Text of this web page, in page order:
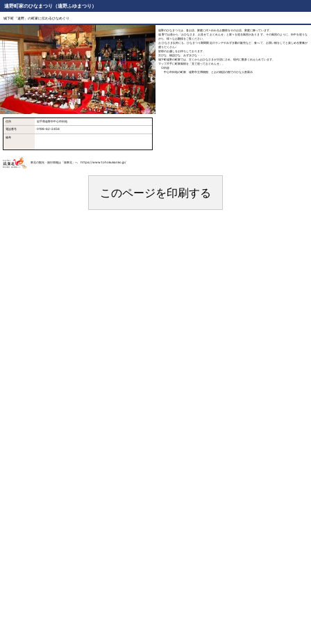
遠野町家のひなまつり（遠野ふゆまつり）
城下町「遠野」の町家に伝わるひなめぐり
遠野のひなまつりは、各お店、家庭に代々伝わるお雛様をそのお店、家庭に飾っています。
遠野では昔から「おひなさま、お見せておぐれんせ」と家々を巡る風習があります。その風習のように、街中を巡りな
がら、様々なお雛様をご覧ください。
おひなさま以外にも、ひなまつり期間限定のランチやみずき雛の販売など、食べて、お買い物をしてと楽しめる要素が
盛りだくさん♪
皆様のお越しをお待ちしております。
古びな、物語びな、みずきびな・・・
城下町遠野の町家では、古くからおひなさまが大切にされ、現代に数多く伝えられています。
マップ片手に町家風情を「見て巡っておぐれんせ」。
○内容
中心市街地の町家、遠野市立博物館、とおの物語の館でのひな人形展示
住所 岩手県遠野市中心市街地
電話番号 0198-62-2456
備考
東北の観光・旅行情報は「旅東北」へ https://www.tohokukanko.jp/
このページを印刷する